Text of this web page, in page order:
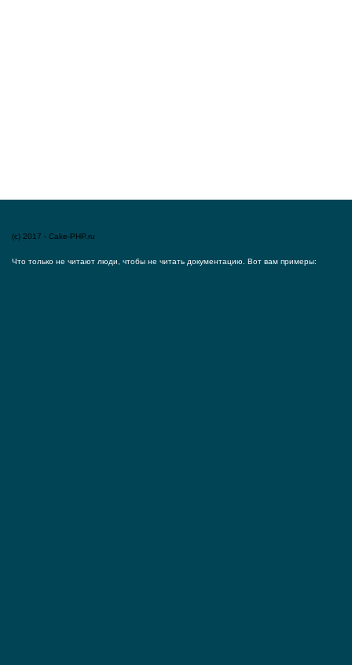
(c) 2017 - Cake-PHP.ru
Что только не читают люди, чтобы не читать документацию. Вот вам примеры: